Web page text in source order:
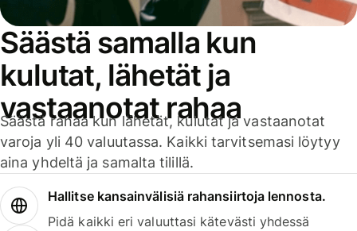
Säästä samalla kun
kulutat, lähetät ja
vastaanotat rahaa
Säästä rahaa kun lähetät, kulutat ja vastaanotat
varoja yli 40 valuutassa. Kaikki tarvitsemasi löytyy
aina yhdeltä ja samalta tilillä.
Hallitse kansainvälisiä rahansiirtoja lennosta.
Pidä kaikki eri valuuttasi kätevästi yhdessä